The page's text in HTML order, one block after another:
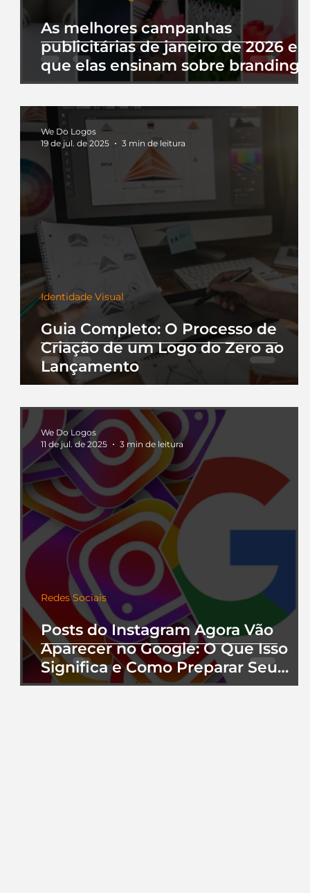
As melhores campanhas
publicitárias de janeiro de 2026 e
que elas ensinam sobre branding
Guia Completo: O Processo de
Criação de um Logo do Zero ao
Lançamento
Identidade Visual
We Do Logos
19 de jul. de 2025
3 min de leitura
Posts do Instagram Agora Vão
Aparecer no Google: O Que Isso
Significa e Como Preparar Seu
Perfil
Redes Sociais
We Do Logos
11 de jul. de 2025
3 min de leitura